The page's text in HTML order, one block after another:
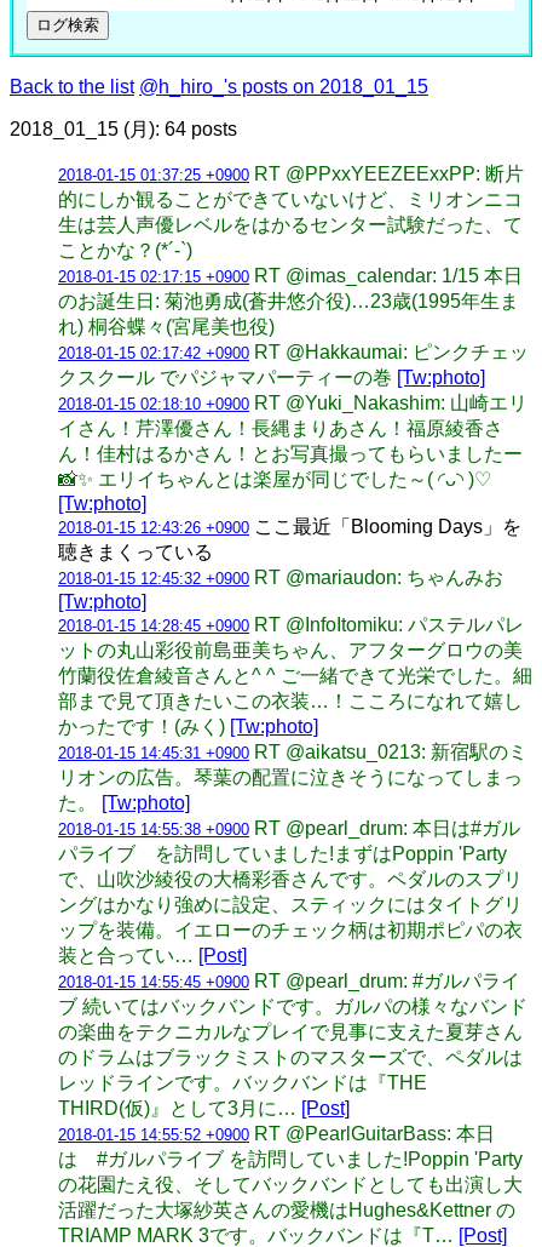
Back to the list @h_hiro_'s posts on 2018_01_15
2018_01_15 (月): 64 posts
2018-01-15 01:37:25 +0900 RT @PPxxYEEZEExxPP: 断片
的にしか観ることができていないけど、ミリオンニコ
生は芸人声優レベルをはかるセンター試験だった、て
ことかな？(*´-`)
2018-01-15 02:17:15 +0900 RT @imas_calendar: 1/15 本日
のお誕生日: 菊池勇成(蒼井悠介役)…23歳(1995年生ま
れ) 桐谷蝶々(宮尾美也役)
2018-01-15 02:17:42 +0900 RT @Hakkaumai: ピンクチェッ
クスクール でパジャマパーティーの巻 [Tw:photo]
2018-01-15 02:18:10 +0900 RT @Yuki_Nakashim: 山崎エリ
イさん！芹澤優さん！長縄まりあさん！福原綾香さ
ん！佳村はるかさん！とお写真撮ってもらいましたー
📸✨ エリイちゃんとは楽屋が同じでした～( ◜ᴗ◝ )♡
[Tw:photo]
2018-01-15 12:43:26 +0900 ここ最近「Blooming Days」を
聴きまくっている
2018-01-15 12:45:32 +0900 RT @mariaudon: ちゃんみお
[Tw:photo]
2018-01-15 14:28:45 +0900 RT @InfoItomiku: パステルパレ
ットの丸山彩役前島亜美ちゃん、アフターグロウの美
竹蘭役佐倉綾音さんと^ ^ ご一緒できて光栄でした。細
部まで見て頂きたいこの衣装…！こころになれて嬉し
かったです！(みく) [Tw:photo]
2018-01-15 14:45:31 +0900 RT @aikatsu_0213: 新宿駅のミ
リオンの広告。琴葉の配置に泣きそうになってしまっ
た。
[Tw:photo]
2018-01-15 14:55:38 +0900 RT @pearl_drum: 本日は#ガル
パライブ を訪問していました!まずはPoppin 'Party
で、山吹沙綾役の大橋彩香さんです。ペダルのスプリ
ングはかなり強めに設定、スティックにはタイトグリ
ップを装備。イエローのチェック柄は初期ポピパの衣
装と合ってい… [Post]
2018-01-15 14:55:45 +0900 RT @pearl_drum: #ガルパライ
ブ 続いてはバックバンドです。ガルパの様々なバンド
の楽曲をテクニカルなプレイで見事に支えた夏芽さん
のドラムはブラックミストのマスターズで、ペダルは
レッドラインです。バックバンドは『THE
THIRD(仮)』として3月に… [Post]
2018-01-15 14:55:52 +0900 RT @PearlGuitarBass: 本日
は #ガルパライブ を訪問していました!Poppin 'Party
の花園たえ役、そしてバックバンドとしても出演し大
活躍だった大塚紗英さんの愛機はHughes&Kettner の
TRIAMP MARK 3です。バックバンドは『T… [Post]